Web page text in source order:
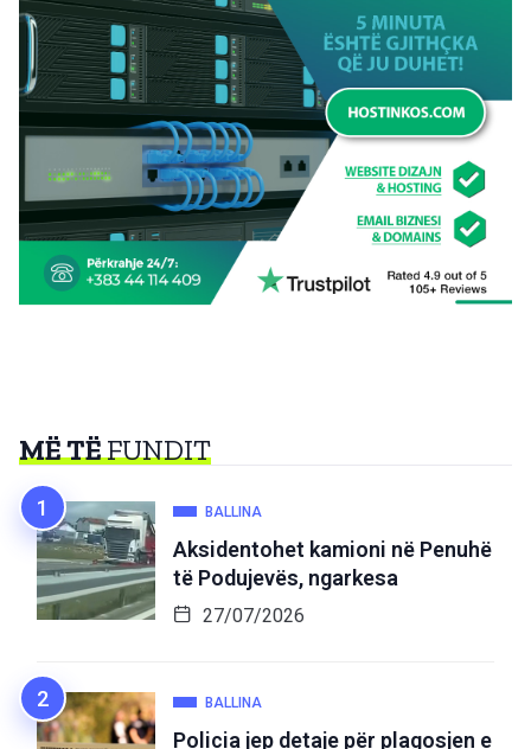
MË TËFUNDIT
BALLINA
Aksidentohet kamioni në Penuhë
të Podujevës, ngarkesa
27/07/2026
BALLINA
Policia jep detaje për plagosjen e